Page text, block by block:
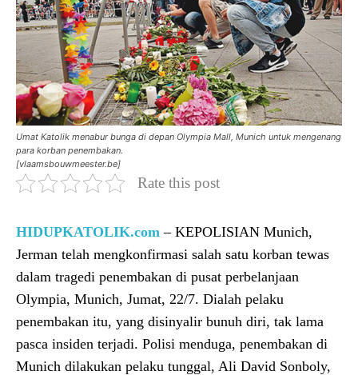
Umat Katolik menabur bunga di depan Olympia Mall, Munich untuk mengenang
para korban penembakan.
[vlaamsbouwmeester.be]
Rate this post
HIDUPKATOLIK.com – KEPOLISIAN Munich,
Jerman telah mengkonfirmasi salah satu korban tewas
dalam tragedi penembakan di pusat perbelanjaan
Olympia, Munich, Jumat, 22/7. Dialah pelaku
penembakan itu, yang disinyalir bunuh diri, tak lama
pasca insiden terjadi. Polisi menduga, penembakan di
Munich dilakukan pelaku tunggal, Ali David Sonboly,